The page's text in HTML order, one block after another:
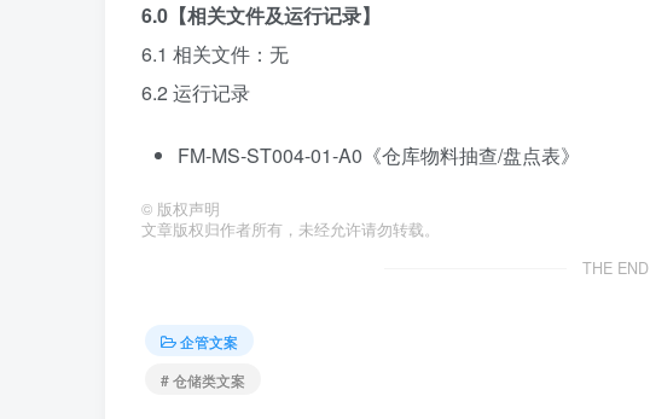
6.0【相关文件及运行记录】
6.1 相关文件：无
6.2 运行记录
FM-MS-ST004-01-A0《仓库物料抽查/盘点表》
© 版权声明
文章版权归作者所有，未经允许请勿转载。
THE END
企管文案
# 仓储类文案